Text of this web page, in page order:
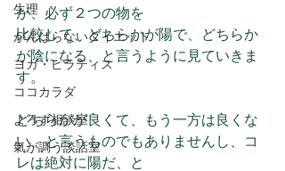
生理
がんばらないダイエット
ヨガ・ピラティス
ココカラダ
よろず相談室
氣が調う談話室
が、必ず２つの物を
比較して、どちらかが陽で、どちらか
が陰になる、と言うように見ていきま
す。
どちらかが良くて、もう一方は良くな
い、と言うものでもありませんし、コ
レは絶対に陽だ、と